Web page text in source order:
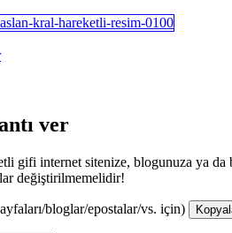
ver
gifi internet sitenize, blogunuza ya
değiştirilmemelidir!
bloglar/epostalar/vs. için)